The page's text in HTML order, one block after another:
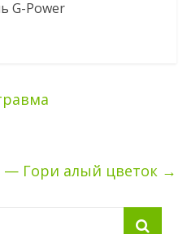
G-Power
— Гори алый цветок →